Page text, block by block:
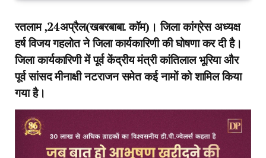
रतलाम ,24अप्रैल(खबरबाबा. कॉम)। जिला कांग्रेस अध्यक्ष
हर्ष विजय गहलोत ने जिला कार्यकारिणी की घोषणा कर दी है।
जिला कार्यकारिणी में पूर्व केंद्रीय मंत्री कांतिलाल भूरिया और
पूर्व सांसद मीनाक्षी नटराजन समेत कई नामों को शामिल किया
गया है।